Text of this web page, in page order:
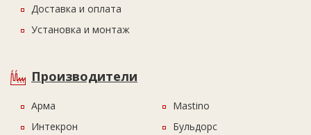
Доставка и оплата
Установка и монтаж
Производители
Арма
Интекрон
Mastino
Бульдорс